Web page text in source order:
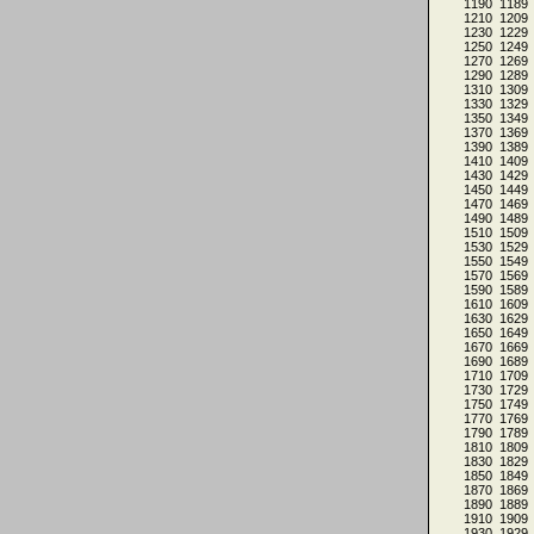
1189
1190
1209
1210
1229
1230
1249
1250
1269
1270
1289
1290
1309
1310
1329
1330
1349
1350
1369
1370
1389
1390
1409
1410
1429
1430
1449
1450
1469
1470
1489
1490
1509
1510
1529
1530
1549
1550
1569
1570
1589
1590
1609
1610
1629
1630
1649
1650
1669
1670
1689
1690
1709
1710
1729
1730
1749
1750
1769
1770
1789
1790
1809
1810
1829
1830
1849
1850
1869
1870
1889
1890
1909
1910